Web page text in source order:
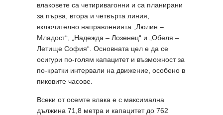
влаковете са четиривагонни и са планирани
за първа, втора и четвърта линия,
включително направленията „Люлин –
Младост“, „Надежда – Лозенец“ и „Обеля –
Летище София“. Основната цел е да се
осигури по-голям капацитет и възможност за
по-кратки интервали на движение, особено в
пиковите часове.
Всеки от осемте влака е с максимална
дължина 71,8 метра и капацитет до 762